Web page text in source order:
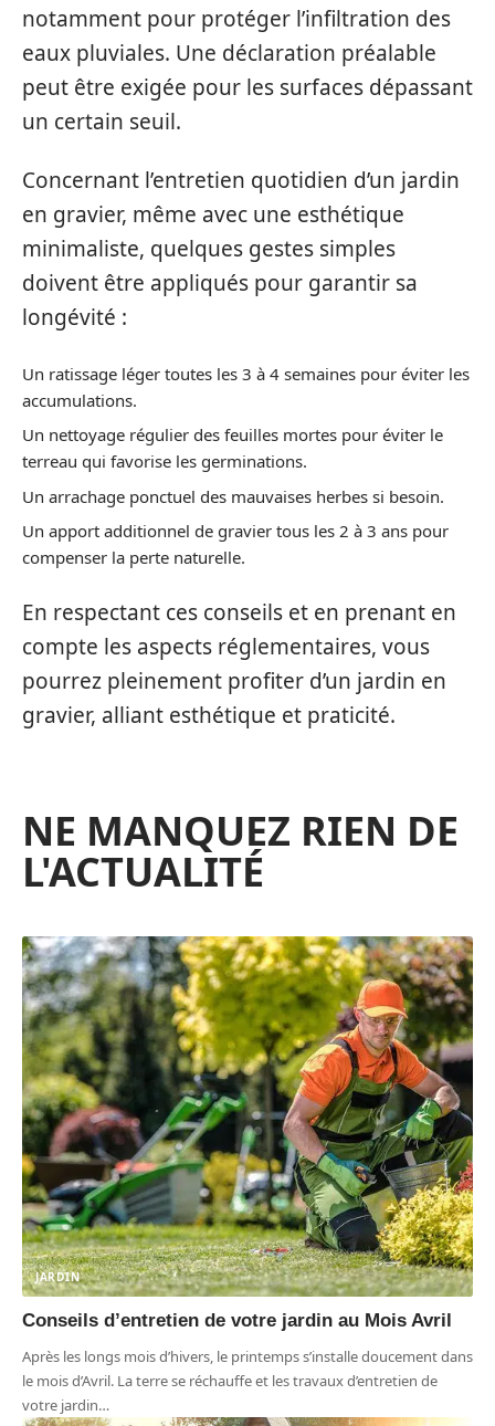
notamment pour protéger l’infiltration des
eaux pluviales. Une déclaration préalable
peut être exigée pour les surfaces dépassant
un certain seuil.
Concernant l’entretien quotidien d’un jardin
en gravier, même avec une esthétique
minimaliste, quelques gestes simples
doivent être appliqués pour garantir sa
longévité :
Un ratissage léger toutes les 3 à 4 semaines pour éviter les
accumulations.
Un nettoyage régulier des feuilles mortes pour éviter le
terreau qui favorise les germinations.
Un arrachage ponctuel des mauvaises herbes si besoin.
Un apport additionnel de gravier tous les 2 à 3 ans pour
compenser la perte naturelle.
En respectant ces conseils et en prenant en
compte les aspects réglementaires, vous
pourrez pleinement profiter d’un jardin en
gravier, alliant esthétique et praticité.
NE MANQUEZ RIEN DE
L'ACTUALITÉ
JARDIN
Conseils d’entretien de votre jardin au Mois Avril
Après les longs mois d’hivers, le printemps s’installe doucement dans
le mois d’Avril. La terre se réchauffe et les travaux d’entretien de
votre jardin…